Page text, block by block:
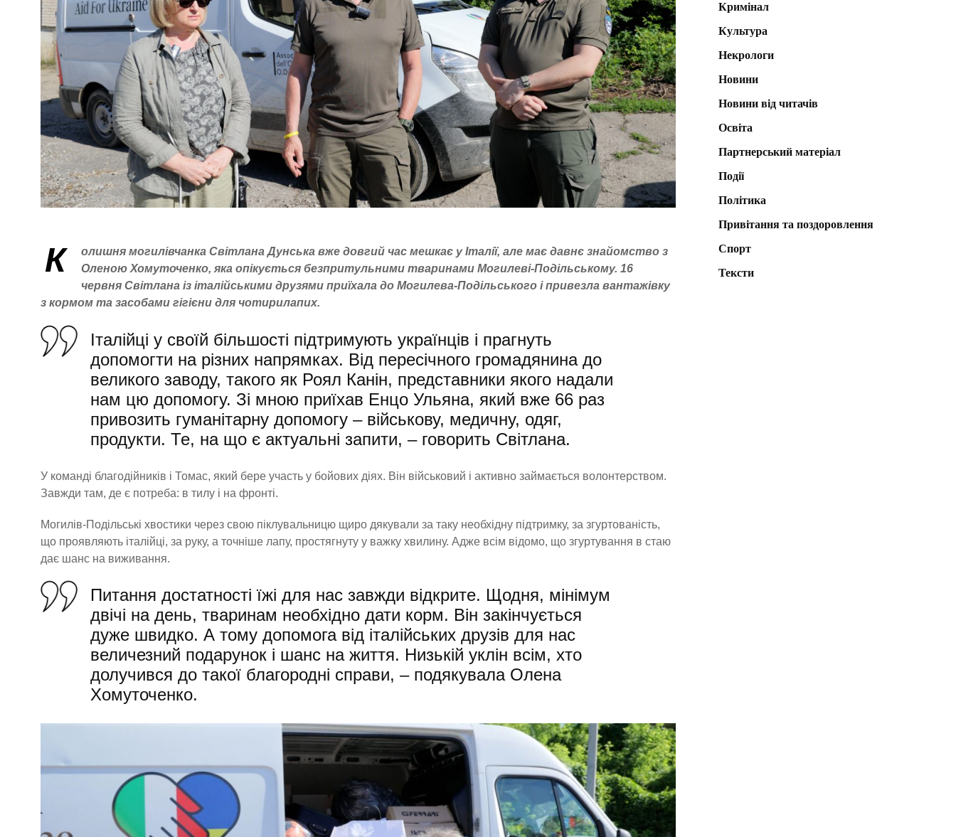
К
олишня могилівчанка Світлана Дунська вже довгий час мешкає у Італії, але має давнє знайомство з
Оленою Хомуточенко, яка опікується безпритульними тваринами Могилеві-Подільському. 16
червня Світлана із італійськими друзями приїхала до Могилева-Подільського і привезла вантажівку
з кормом та засобами гігієни для чотирилапих.
Італійці у своїй більшості підтримують українців і прагнуть
допомогти на різних напрямках. Від пересічного громадянина до
великого заводу, такого як Роял Канін, представники якого надали
нам цю допомогу. Зі мною приїхав Енцо Ульяна, який вже 66 раз
привозить гуманітарну допомогу – військову, медичну, одяг,
продукти. Те, на що є актуальні запити, – говорить Світлана.
У команді благодійників і Томас, який бере участь у бойових діях. Він військовий і активно займається волонтерством.
Завжди там, де є потреба: в тилу і на фронті.
Могилів-Подільські хвостики через свою піклувальницю щиро дякували за таку необхідну підтримку, за згуртованість,
що проявляють італійці, за руку, а точніше лапу, простягнуту у важку хвилину. Адже всім відомо, що згуртування в стаю
дає шанс на виживання.
Питання достатності їжі для нас завжди відкрите. Щодня, мінімум
двічі на день, тваринам необхідно дати корм. Він закінчується
дуже швидко. А тому допомога від італійських друзів для нас
величезний подарунок і шанс на життя. Низькій уклін всім, хто
долучився до такої благородні справи, – подякувала Олена
Хомуточенко.
Кримінал
Культура
Некрологи
Новини
Новини від читачів
Освіта
Партнерський матеріал
Події
Політика
Привітання та поздоровлення
Спорт
Тексти